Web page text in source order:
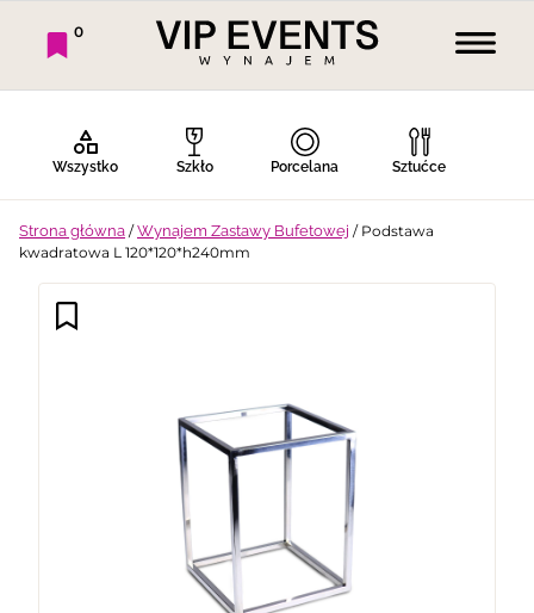
0
Wszystko Szkło Porcelana Sztućce
Gotowanie
Transport Pozostałe
Strona główna /Wynajem Zastawy Bufetowej / Podstawa
kwadratowa L 120*120*h240mm